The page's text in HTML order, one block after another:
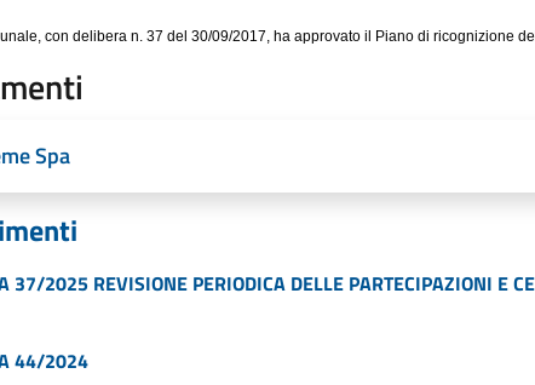
con delibera n. 37 del 30/09/2017, ha approvato il Piano di ricognizione
Spa
37/2025 REVISIONE PERIODICA DELLE PARTECIPAZIONI E
44/2024